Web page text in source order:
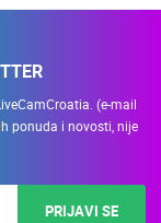
(e-mail
ponuda i novosti, nije
PRIJAVI SE